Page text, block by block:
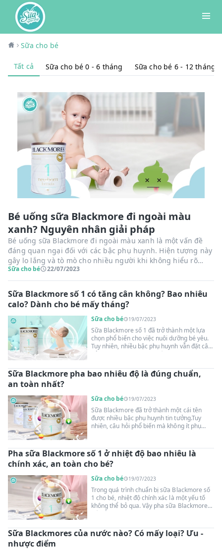
Sữa cho bé
Tất cả Sữa cho bé 0 - 6 tháng Sữa cho bé 6 - 12 tháng
Bé uống sữa Blackmore đi ngoài màu
xanh? Nguyên nhân giải pháp
Bé uống sữa Blackmore đi ngoài màu xanh là một vấn đề
đáng quan ngại đối với các bậc phụ huynh. Hiện tượng này
gây lo lắng và tò mò cho nhiều người khi không hiểu rõ
nguyên nhân và cách giải quyết. Trong bài viết này, chúng
ta sẽ tìm hiểu lời giải đáp giúp bé hồi phục sức khỏe và cân
nhắc khi tiếp tục sử dụng sản phẩm này. Hãy cùng tìm hiểu
để bảo vệ sức khỏe cho bé yêu của chúng ta.
Sữa cho bé 22/07/2023
Sữa Blackmore số 1 có tăng cân không? Bao nhiêu
calo? Dành cho bé mấy tháng?
Sữa cho bé 19/07/2023
Sữa Blackmore số 1 đã trở thành một lựa
chọn phổ biến cho việc nuôi dưỡng bé yêu.
Tuy nhiên, nhiều bậc phụ huynh vẫn đặt câu
hỏi liệu sữa Blackmore số 1 có tăng cân
cùng Suangoainhap.com tìm hiểu về thành
phần dinh dưỡng của sữa Blackmore số 1.
độ tuổi phù hợp cho bé sử dụng sữa này.
Sữa Blackmore pha bao nhiêu độ là đúng chuẩn,
an toàn nhất?
Sữa cho bé 19/07/2023
Sữa Blackmore đã trở thành một cái tên
được nhiều bậc phụ huynh tin tưởng.Tuy
nhiên, câu hỏi phổ biến mà không ít phụ
cùng Suangoainhap.com tìm hiểu cách pha
sữa Blackmore đúng chuẩn, bảo toàn dưỡng
chất để đảm bảo con yêu nhận được hấp
Pha sữa Blackmore số 1 ở nhiệt độ bao nhiêu là
chính xác, an toàn cho bé?
Sữa cho bé 19/07/2023
Trong quá trình chuẩn bị sữa Blackmore số
1 cho bé, nhiệt độ chính xác là một yếu tố
không thể bỏ qua. Vậy pha sữa Blackmore
số 1 ở nhiệt độ bao nhiêu là chính xác, an
tìm hiểu vấn đề này trong bài viết dưới đây,
để cung cấp thông tin chi tiết và đáng tin cậy
Sữa Blackmores của nước nào? Có mấy loại? Ưu -
nhược điểm